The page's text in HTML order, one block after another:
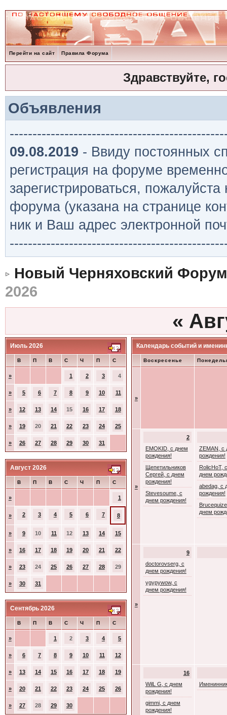
Перейти на сайт Правила Форума
Здравствуйте,
Объявления
09.08.2019 - Ввиду постоянных
регистрация на форуме
зарегистрироваться,
форума (указана на странице
ник и Ваш адрес электронной
Новый Черняховский Форум
2026
«
Июль 2026
В П В С Ч П С
» 1 2 3 4
» 5 6 7 8 9 10 11
» 12 13 14 15 16 17 18
» 19 20 21 22 23 24 25
» 26 27 28 29 30 31
Август 2026
В П В С Ч П С
» 1
» 2 3 4 5 6 7 8
» 9 10 11 12 13 14 15
» 16 17 18 19 20 21 22
» 23 24 25 26 27 28 29
» 30 31
Сентябрь 2026
В П В С Ч П С
» 1 2 3 4 5
» 6 7 8 9 10 11 12
» 13 14 15 16 17 18 19
» 20 21 22 23 24 25 26
» 27 28 29 30
Календарь событий и
Воскресенье
»
»
2
EMOKID, с днем
рождения!
Щепетильников
Сергей, с днем
рождения!
Stevesoume, с
днем рождения!
ZEMAN, с
рождения!
RolicHoT, с
днем
abedag, с
рождения!
днем
»
9
doctorovserg, с
днем рождения!
ygypywow, с
днем рождения!
16
WilL G, с днем
рождения!
gimmi, с днем
рождения!